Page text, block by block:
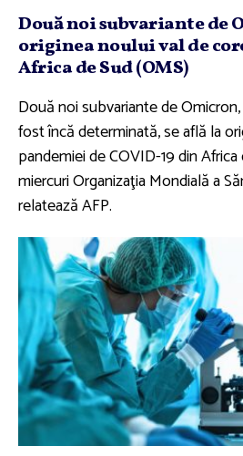
Două noi subvariante de
originea noului val de
Africa de Sud (OMS)
Două noi subvariante de
fost încă determinată, se află la
pandemiei de COVID-19 din
miercuri Organizaţia Mondială a
relatează AFP.